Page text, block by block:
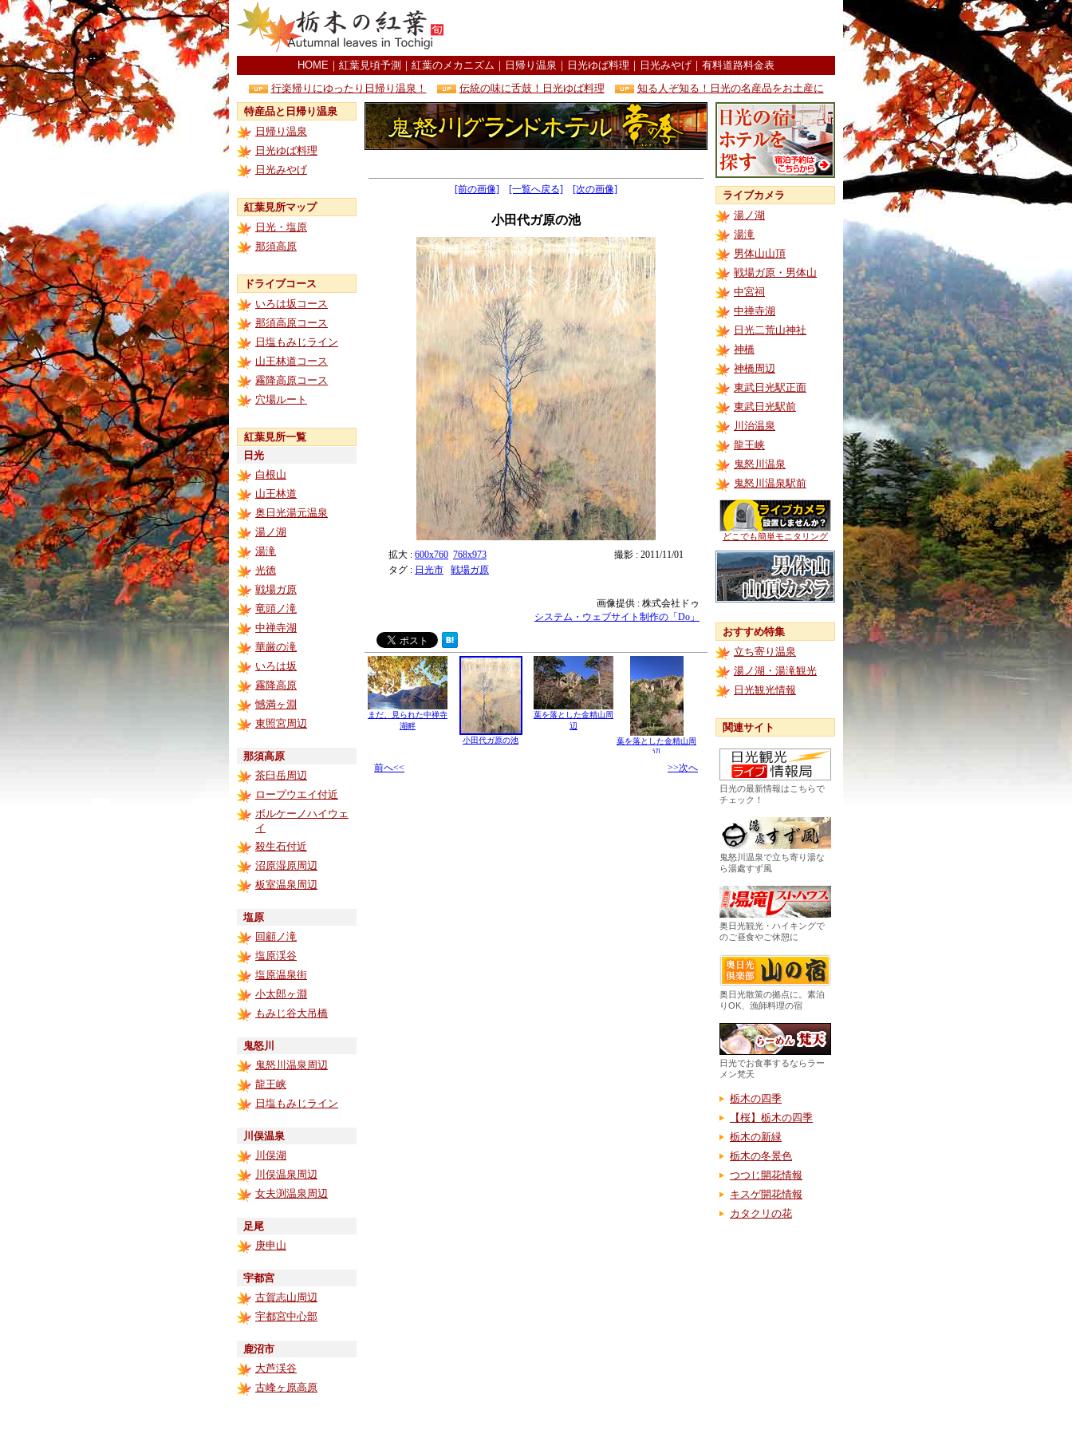
HOME ｜ 紅葉見頃予測 ｜ 紅葉のメカニズム ｜ 日帰り温泉 ｜ 日光ゆば料理 ｜ 日光みやげ ｜ 有料道路料金表
行楽帰りにゆったり日帰り温泉！
伝統の味に舌鼓！日光ゆば料理
知る人ぞ知る！日光の名産品をお土産に
特産品と日帰り温泉
日帰り温泉
日光ゆば料理
日光みやげ
紅葉見所マップ
日光・塩原
那須高原
ドライブコース
いろは坂コース
那須高原コース
日塩もみじライン
山王林道コース
霧降高原コース
穴場ルート
紅葉見所一覧
日光
白根山
山王林道
奥日光湯元温泉
湯ノ湖
湯滝
光徳
戦場ガ原
竜頭ノ滝
中禅寺湖
華厳の滝
いろは坂
霧降高原
憾満ヶ淵
東照宮周辺
那須高原
茶臼岳周辺
ロープウエイ付近
ボルケーノハイウェ
イ
殺生石付近
沼原湿原周辺
板室温泉周辺
塩原
回顧ノ滝
塩原渓谷
塩原温泉街
小太郎ヶ淵
もみじ谷大吊橋
鬼怒川
鬼怒川温泉周辺
龍王峡
日塩もみじライン
川俣温泉
川俣湖
川俣温泉周辺
女夫渕温泉周辺
足尾
庚申山
宇都宮
古賀志山周辺
宇都宮中心部
鹿沼市
大芦渓谷
古峰ヶ原高原
[前の画像] [一覧へ戻る] [次の画像]
小田代ガ原の池
拡大 : 600x760 768x973
撮影 : 2011/11/01
タグ : 日光市 戦場ガ原
画像提供 : 株式会社ドゥ
システム・ウェブサイト制作の「Do」
まだ、見られた中禅寺
湖畔
小田代ガ原の池
葉を落とした金精山周
辺
葉を落とした金精山周
辺
前へ<< >>次へ
ライブカメラ
湯ノ湖
湯滝
男体山山頂
戦場ガ原・男体山
中宮祠
中禅寺湖
日光二荒山神社
神橋
神橋周辺
東武日光駅正面
東武日光駅前
川治温泉
龍王峡
鬼怒川温泉
鬼怒川温泉駅前
どこでも簡単モニタリング
おすすめ特集
立ち寄り温泉
湯ノ湖・湯滝観光
日光観光情報
関連サイト
日光の最新情報はこちらで
チェック！
鬼怒川温泉で立ち寄り湯な
ら湯處すず風
奥日光観光・ハイキングで
のご昼食やご休憩に
奥日光散策の拠点に。素泊
りOK、漁師料理の宿
日光でお食事するならラー
メン梵天
栃木の四季
【桜】栃木の四季
栃木の新緑
栃木の冬景色
つつじ開花情報
キスゲ開花情報
カタクリの花